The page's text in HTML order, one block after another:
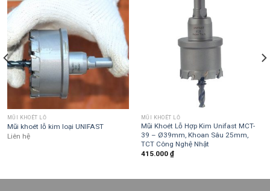
MŨI KHOÉT LỖ
Mũi khoét lỗ kim loại UNIFAST
Liên hệ
MŨI KHOÉT LỖ
Mũi Khoét Lỗ Hợp Kim Unifast MCT-
39 – Ø39mm, Khoan Sâu 25mm,
TCT Công Nghệ Nhật
415.000 ₫